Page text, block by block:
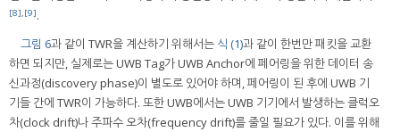
[8] [9].
그림 6과 같이 TWR을 계산하기 위해서는 식 (1)과 같이 한번만 패킷을 교환
하면 되지만, 실제로는 UWB Tag가 UWB Anchor에 페어링을 위한 데이터 송
신과정(discovery phase)이 별도로 있어야 하며, 페어링이 된 후에 UWB 기
기들 간에 TWR이 가능하다. 또한 UWB에서는 UWB 기기에서 발생하는 클럭오
차(clock drift)나 주파수 오차(frequency drift)를 줄일 필요가 있다. 이를 위해